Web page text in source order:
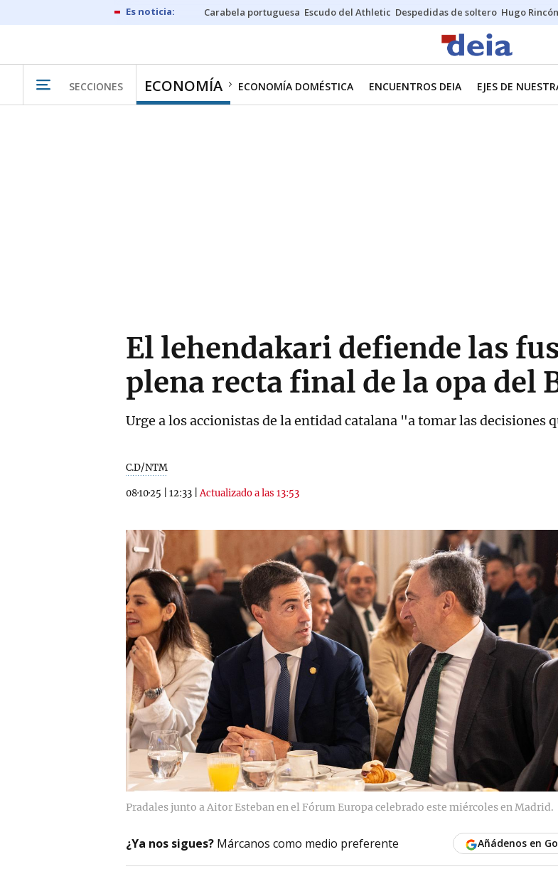
Carabela portuguesa Escudo del Athletic Despedidas de soltero Hugo Rincón
SECCIONES ECONOMÍA ECONOMÍA DOMÉSTICA ENCUENTROS DEIA EJES DE
El lehendakari defiende las
plena recta final de la opa del
Urge a los accionistas de la entidad catalana "a tomar las decisiones
C.D/NTM
08·10·25 12:33 |Actualizado a las 13:53
Pradales junto a Aitor Esteban en el Fórum Europa celebrado este miércoles en Madrid.
¿Ya nos sigues? Márcanos como medio preferente Añádenos en